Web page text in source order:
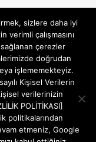
sizlere daha iyi
verimli çalışmasını
çerezler
doğrudan
işlememekteyiz.
Kişisel Verilerin
verilerinizin
POLİTİKASI]
politikalarından
etmeniz, Google